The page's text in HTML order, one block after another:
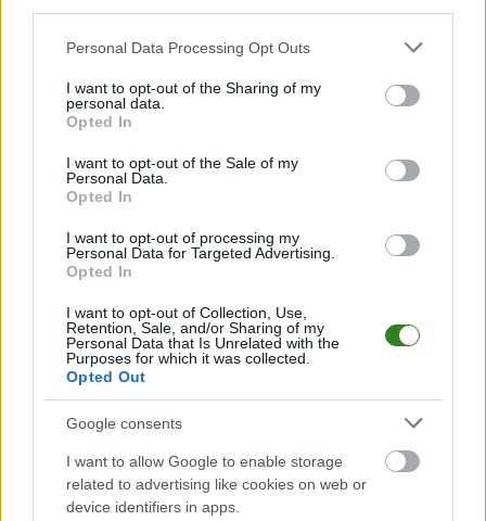
Please note that this website/app uses one or more Google
not limited to your visit or usage behaviour. You may click to
grant or deny consent to Google and its third-party tags to
use your data for below specified purposes in below Google
consent section.
Personal Data Processing Opt Outs
I want to opt-out of the Sharing of my
personal data.
Opted In
I want to opt-out of the Sale of my
Personal Data.
Opted In
I want to opt-out of processing my
Personal Data for Targeted Advertising.
Opted In
I want to opt-out of Collection, Use,
Retention, Sale, and/or Sharing of my
Personal Data that Is Unrelated with the
Purposes for which it was collected.
Opted Out
Google consents
I want to allow Google to enable storage
related to advertising like cookies on web or
device identifiers in apps.
Karpaty Krosno
Brzozów w
Karpaty Krosno ograły Brzozovie Brzozów w II rundzie
Okręgowego Pucharu Polski. &nbsp; Karpaty Krosno objęły
Trzy minuty później do bramki Brzozovii Brzozów trafił Dawid
Kuliga. &nbsp; Piętnaście minut po zmianie stron bramkę...
WIDEO: Brzozovia
Brzozów - Drewiarz